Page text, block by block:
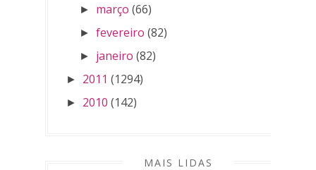
► março (66)
►fevereiro (82)
► janeiro (82)
► 2011 (1294)
► 2010 (142)
MAIS LIDAS